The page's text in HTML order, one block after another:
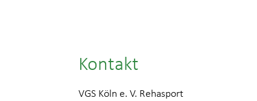
Kontakt
VGS Köln e. V. Rehasport